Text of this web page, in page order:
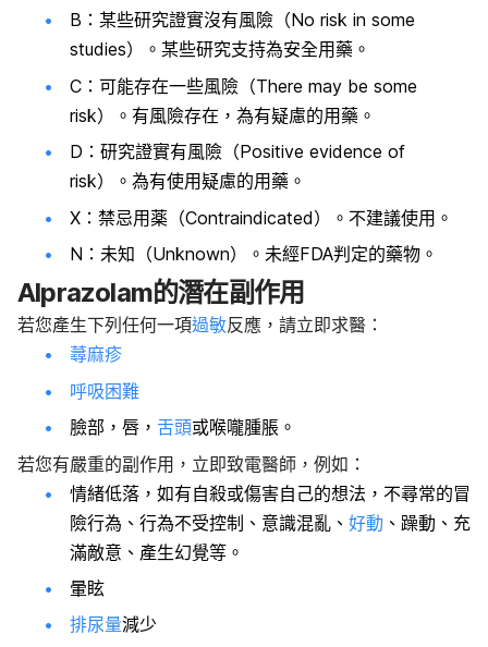
B：某些研究證實沒有風險（No risk in some
studies）。某些研究支持為安全用藥。
C：可能存在一些風險（There may be some
risk）。有風險存在，為有疑慮的用藥。
D：研究證實有風險（Positive evidence of
risk）。為有使用疑慮的用藥。
X：禁忌用薬（Contraindicated）。不建議使用。
N：未知（Unknown）。未經FDA判定的藥物。
Alprazolam的潛在副作用
若您產生下列任何一項過敏反應，請立即求醫：
蕁麻疹
呼吸困難
臉部，唇， 舌頭或喉嚨腫脹。
若您有嚴重的副作用，立即致電醫師，例如：
情緒低落，如有自殺或傷害自己的想法，不尋常的冒
險行為、行為不受控制、意識混亂、 好動 、躁動、充
滿敵意、產生幻覺等。
暈眩
排尿量減少